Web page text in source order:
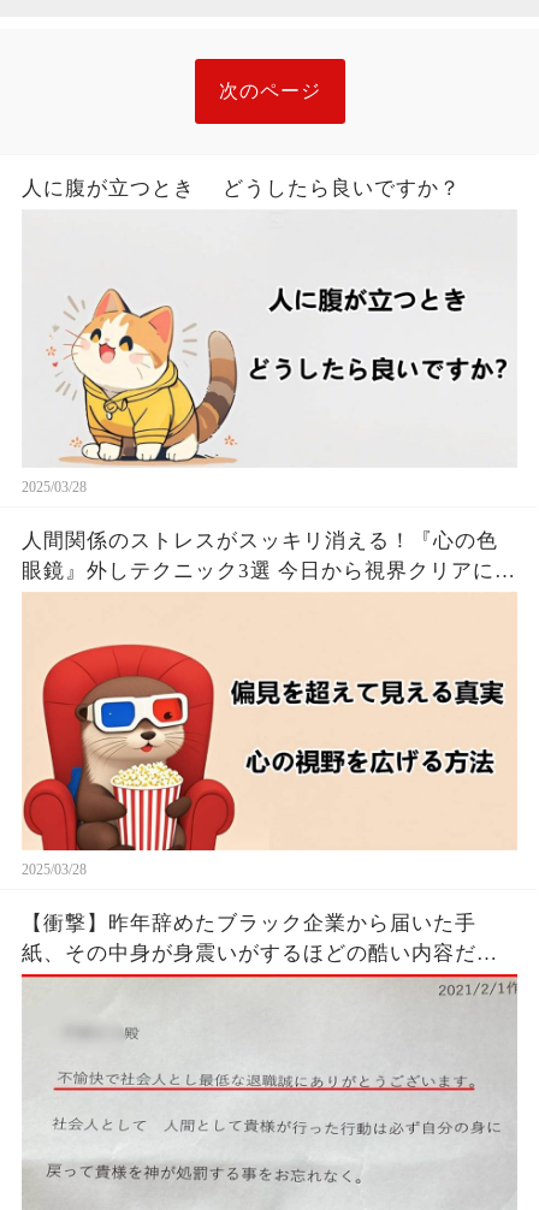
次のページ
人に腹が立つとき どうしたら良いですか？
2025/03/28
人間関係のストレスがスッキリ消える！『心の色
眼鏡』外しテクニック3選 今日から視界クリアにな
2025/03/28
【衝撃】昨年辞めたブラック企業から届いた手
紙、その中身が身震いがするほどの酷い内容だっ
た…...